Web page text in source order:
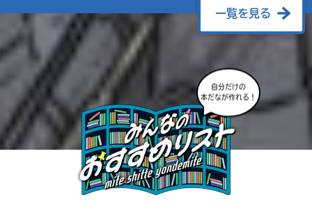
一覧を見る
自分だけの
本だなが作れる！